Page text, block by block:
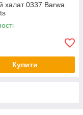
халат 0337 Barwa
Купити